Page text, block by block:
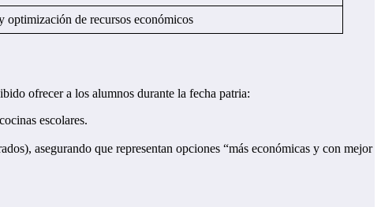
de recursos económicos
ofrecer a los alumnos durante la fecha patria:
escolares.
asegurando que representan opciones “más económicas y con mejor